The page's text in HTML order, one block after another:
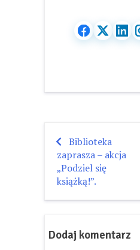
Nawigacja
wpisu
Biblioteka
zaprasza – akcja
„Podziel się
książką!”.
Dodaj komentarz